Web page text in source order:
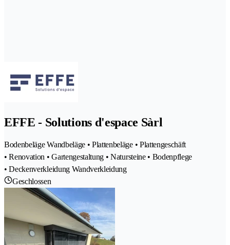
EFFE - Solutions d'espace Sàrl
Bodenbeläge Wandbeläge • Plattenbeläge • Plattengeschäft
• Renovation • Gartengestaltung • Natursteine • Bodenpflege
• Deckenverkleidung Wandverkleidung
Geschlossen